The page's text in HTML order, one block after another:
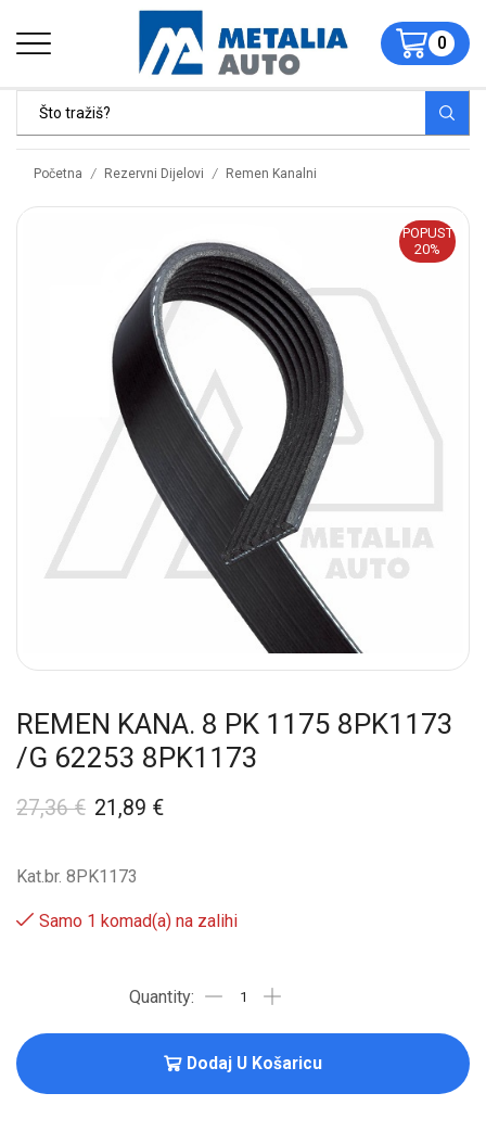
0
Početna / Rezervni Dijelovi / Remen Kanalni
POPUST
20%
REMEN KANA. 8 PK 1175 8PK1173
/G 62253 8PK1173
27,36€ 21,89 €
Kat.br. 8PK1173
Samo 1 komad(a) na zalihi
Dodaj U Košaricu